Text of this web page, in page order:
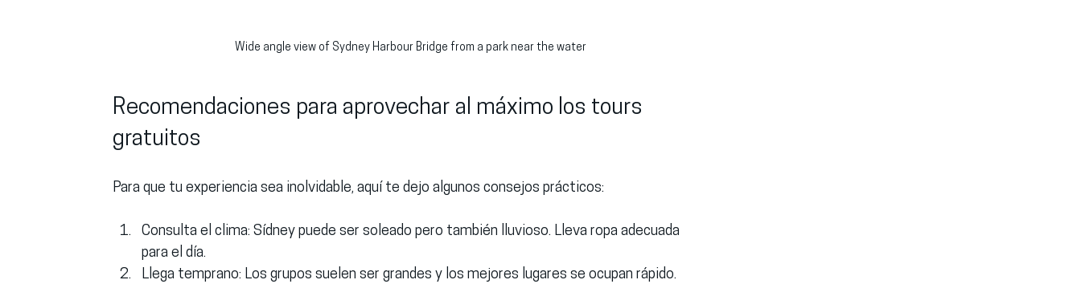
Wide angle view of Sydney Harbour Bridge from a park near the water
Recomendaciones para aprovechar al máximo los tours
gratuitos
Para que tu experiencia sea inolvidable, aquí te dejo algunos consejos prácticos:
Consulta el clima: Sídney puede ser soleado pero también lluvioso. Lleva ropa adecuada
para el día.
Llega temprano: Los grupos suelen ser grandes y los mejores lugares se ocupan rápido.